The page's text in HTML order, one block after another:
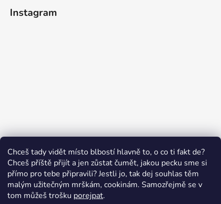
Chceš tady vidět místo blbostí hlavně to, o co ti fakt de?
Chceš příště přijít a jen zůstat čumět, jakou pecku sme si
přímo pro tebe připravili? Jestli jo, tak dej souhlas těm
malým užitečným mrškám, cookinám. Samozřejmě se v
tom můžeš trošku porejpat.
Instagram
Swissten.eu Česnekový ráj